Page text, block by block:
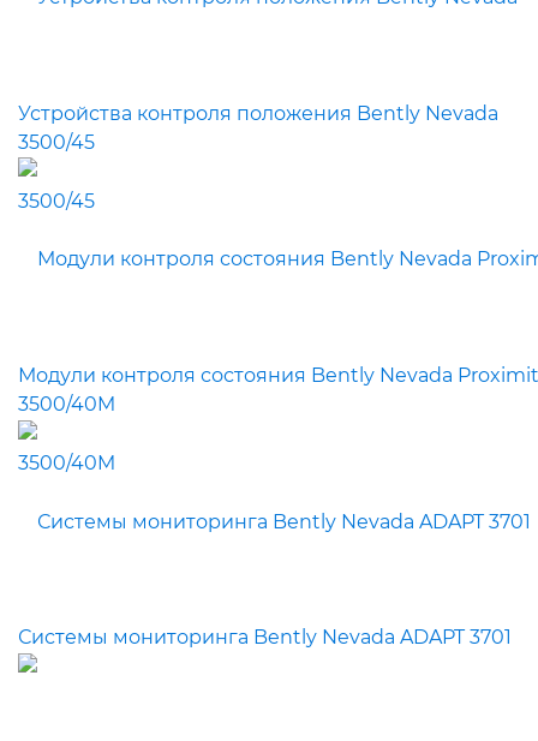
Устройства контроля положения Bently Nevada
3500/45
Модули контроля состояния Bently Nevada
3500/40M
Системы мониторинга Bently Nevada ADAPT 3701